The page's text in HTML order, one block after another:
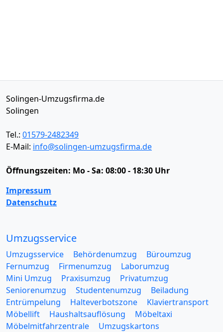
Solingen-Umzugsfirma.de
Solingen
Tel.: 01579-2482349
E-Mail: info@solingen-umzugsfirma.de
Öffnungszeiten: Mo - Sa: 08:00 - 18:30 Uhr
Impressum
Datenschutz
Umzugsservice
Umzugsservice Behördenumzug
Büroumzug
Fernumzug
Firmenumzug
Laborumzug
Mini Umzug
Praxisumzug
Privatumzug
Seniorenumzug
Studentenumzug
Beiladung
Entrümpelung
Halteverbotszone
Klaviertransport
Möbellift
Haushaltsauflösung
Möbeltaxi
Möbelmitfahrzentrale
Umzugskartons